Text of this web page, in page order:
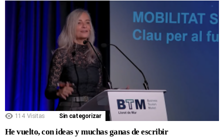
114 Visitas Sin categorizar
He vuelto, con ideas y muchas ganas de escribir